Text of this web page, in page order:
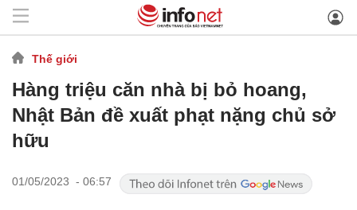
Thế giới
Hàng triệu căn nhà bị bỏ hoang,
Nhật Bản đề xuất phạt nặng chủ sở
hữu
01/05/2023 - 06:57